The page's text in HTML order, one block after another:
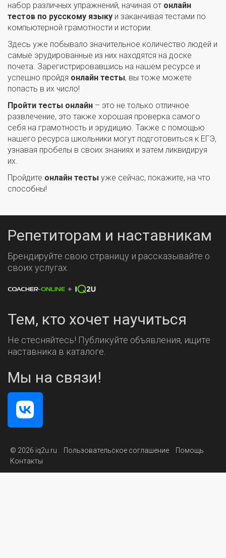
набор различных упражнений, начиная от онлайн
тестов по русскому языку и заканчивая тестами по
компьютерной грамотности и истории.
Здесь уже побывало значительное количество людей и
самые эрудированные из них находятся на доске
почета. Зарегистрировавшись на нашем ресурсе и
успешно пройдя онлайн тесты, вы тоже можете
попасть в их число!
Пройти тесты онлайн – это не только отличное
развлечение, это также хорошая проверка самого
себя на грамотность и эрудицию. Также с помощью
нашего ресурса школьники могут подготовиться к ЕГЭ,
узнавая пробелы в своих знаниях и затем ликвидируя
их.
Пройдите онлайн тесты уже сейчас, покажите, на что
способны!
Репетиторам и наставникам
Брендируйте свою страницу и рассказывайте о
своих услугах.
Тем, кто хочет научиться
Не стесняйтесь! Публикуйте объявления, ищите
наставника в каталоге.
Мы на связи!
© 2026 iq2u.ru Пользовательское соглашение
Помощь
Контакты